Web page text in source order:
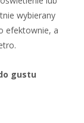
wybierany
efektownie, a
gustu